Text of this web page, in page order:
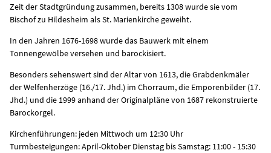
Zeit der Stadtgründung zusammen, bereits 1308 wurde sie vom
Bischof zu Hildesheim als St. Marienkirche geweiht.
In den Jahren 1676-1698 wurde das Bauwerk mit einem
Tonnengewölbe versehen und barockisiert.
Besonders sehenswert sind der Altar von 1613, die Grabdenkmäler
der Welfenherzöge (16./17. Jhd.) im Chorraum, die Emporenbilder (17.
Jhd.) und die 1999 anhand der Originalpläne von 1687 rekonstruierte
Barockorgel.
Kirchenführungen: jeden Mittwoch um 12:30 Uhr
Turmbesteigungen: April-Oktober Dienstag bis Samstag: 11:00 - 15:30